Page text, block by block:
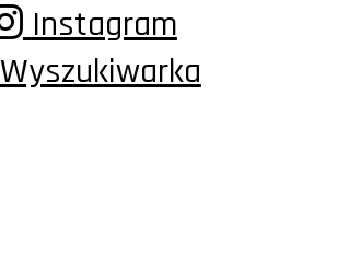
Instagram
Wyszukiwarka